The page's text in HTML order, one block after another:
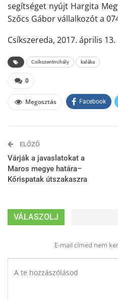
segítséget nyújt Hargita
Szőcs Gábor vállalkozót a
Csíkszereda, 2017. április 13.
Csíkszentmihály kaláka
0
Megosztás Facebook
ELŐZŐ
Várják a javaslatokat a
Maros megye határa–
Kőrispatak útszakaszra
VÁLASZOLJ
E-mail címed nem